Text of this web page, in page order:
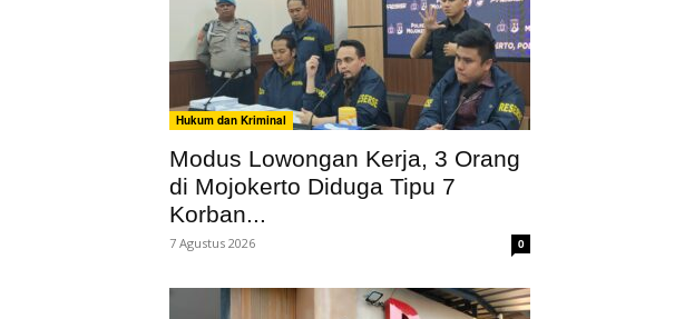
Hukum dan Kriminal
Modus Lowongan Kerja, 3 Orang
di Mojokerto Diduga Tipu 7
Korban...
7 Agustus 2026 0